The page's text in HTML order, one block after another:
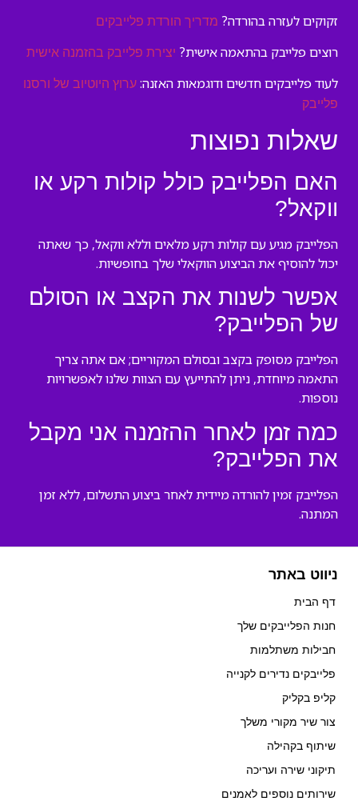
זקוקים לעזרה בהורדה? מדריך הורדת פלייבקים
רוצים פלייבק בהתאמה אישית? יצירת פלייבק בהזמנה אישית
לעוד פלייבקים חדשים ודוגמאות האזנה: ערוץ היוטיוב של ורסנו
פלייבק
שאלות נפוצות
האם הפלייבק כולל קולות רקע או
ווקאל?
הפלייבק מגיע עם קולות רקע מלאים וללא ווקאל, כך שאתה
יכול להוסיף את הביצוע הווקאלי שלך בחופשיות.
אפשר לשנות את הקצב או הסולם
של הפלייבק?
הפלייבק מסופק בקצב ובסולם המקוריים; אם אתה צריך
התאמה מיוחדת, ניתן להתייעץ עם הצוות שלנו לאפשרויות
נוספות.
כמה זמן לאחר ההזמנה אני מקבל
את הפלייבק?
הפלייבק זמין להורדה מיידית לאחר ביצוע התשלום, ללא זמן
המתנה.
ניווט באתר
דף הבית
חנות הפלייבקים שלך
חבילות משתלמות
פלייבקים נדירים לקנייה
קליפ בקליק
צור שיר מקורי משלך
שיתוף בקהילה
תיקוני שירה ועריכה
שירותים נוספים לאמנים